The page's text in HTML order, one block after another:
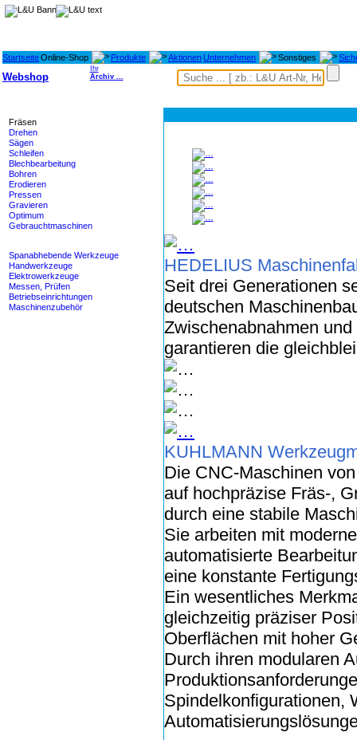
StartseiteOnline-Shop Produkte AktionenUnternehmen Sonstiges
Webshop
Ihr
Archiv ...
Fräsen
Drehen
Sägen
Schleifen
Blechbearbeitung
Bohren
Erodieren
Pressen
Gravieren
Optimum
Gebrauchtmaschinen
Spanabhebende Werkzeuge
Handwerkzeuge
Elektrowerkzeuge
Messen, Prüfen
Betriebseinrichtungen
Maschinenzubehör
HEDELIUS
Seit drei Generationen
deutschen
Zwischenabnahmen
garantieren die
KUHLMANN
Die CNC-Maschinen
auf hochpräzise Fräs-,
durch eine stabile
Sie arbeiten mit
automatisierte
eine konstante
Ein wesentliches
gleichzeitig präziser
Oberflächen mit hoher
Durch ihren modularen
Spindelkonfigurationen,